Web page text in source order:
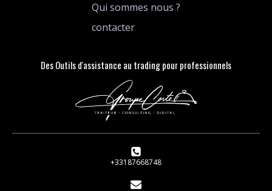
Qui sommes nous ?
contacter
Des Outils d'assistance au trading pour professionnels
+33187668748